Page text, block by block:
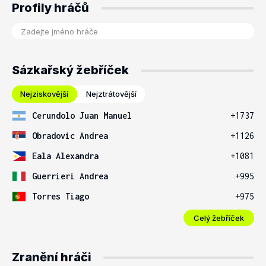
Profily hráčů
Sázkařský žebříček
Nejziskovější Nejztrátovější
Cerundolo Juan Manuel
+1737
Obradovic Andrea
+1126
Eala Alexandra
+1081
Guerrieri Andrea
+995
Torres Tiago
+975
Celý žebříček
Zranění hráči